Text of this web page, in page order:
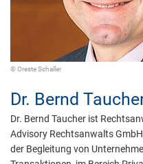
© Oreste Schaller
Dr. Bernd
Dr. Bernd Taucher ist
Advisory Rechtsanwalts
der Begleitung von